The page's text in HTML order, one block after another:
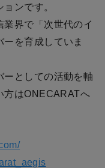
ンです。
界で「次世代のイ
を育成していま
ーとしての活動を軸
方はONECARATへ